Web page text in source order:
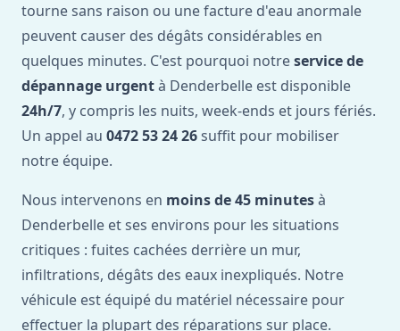
tourne sans raison ou une facture d'eau anormale
peuvent causer des dégâts considérables en
quelques minutes. C'est pourquoi notreservice de
dépannage urgentà Denderbelle est disponible
24h/7, y compris les nuits, week-ends et jours fériés.
Un appel au 0472 53 24 26 suffit pour mobiliser
notre équipe.
Nous intervenons en moins de 45 minutesà
Denderbelle et ses environs pour les situations
critiques : fuites cachées derrière un mur,
infiltrations, dégâts des eaux inexpliqués. Notre
véhicule est équipé du matériel nécessaire pour
effectuer la plupart des réparations sur place.